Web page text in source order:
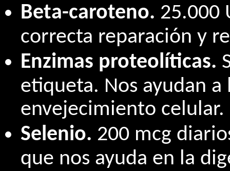
Beta-caroteno. 25.000
correcta reparación y
Enzimas proteolíticas.
etiqueta. Nos ayudan
envejecimiento celular.
Selenio. 200 mcg
que nos ayuda en la